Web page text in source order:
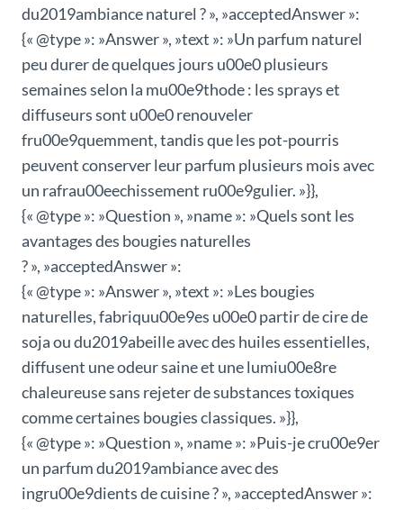
du2019ambiance naturel ? », »acceptedAnswer »:
{« @type »: »Answer », »text »: »Un parfum naturel
peu durer de quelques jours u00e0 plusieurs
semaines selon la mu00e9thode : les sprays et
diffuseurs sont u00e0 renouveler
fru00e9quemment, tandis que les pot-pourris
peuvent conserver leur parfum plusieurs mois avec
un rafrau00eechissement ru00e9gulier. »}},
{« @type »: »Question », »name »: »Quels sont les
avantages des bougies naturelles
? », »acceptedAnswer »:
{« @type »: »Answer », »text »: »Les bougies
naturelles, fabriquu00e9es u00e0 partir de cire de
soja ou du2019abeille avec des huiles essentielles,
diffusent une odeur saine et une lumiu00e8re
chaleureuse sans rejeter de substances toxiques
comme certaines bougies classiques. »}},
{« @type »: »Question », »name »: »Puis-je cru00e9er
un parfum du2019ambiance avec des
ingru00e9dients de cuisine ? », »acceptedAnswer »: